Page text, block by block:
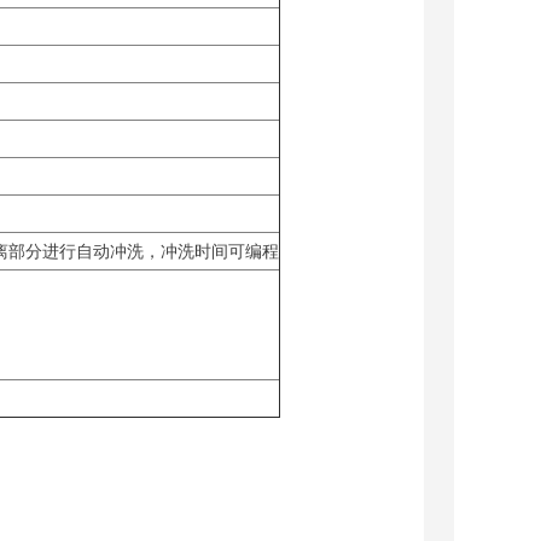
部分进行自动冲洗，冲洗时间可编程